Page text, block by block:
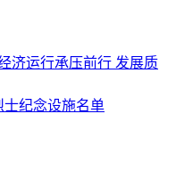
济运行承压前行 发展质
士纪念设施名单